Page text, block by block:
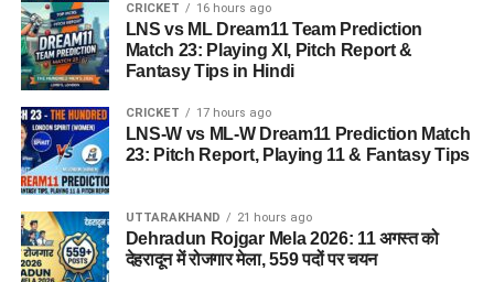
CRICKET 16 hours ago
LNS vs ML Dream11 Team Prediction
Match 23: Playing XI, Pitch Report &
Fantasy Tips in Hindi
CRICKET 17 hours ago
LNS-W vs ML-W Dream11 Prediction Match
23: Pitch Report, Playing 11 & Fantasy Tips
UTTARAKHAND 21 hours ago
Dehradun Rojgar Mela 2026: 11 अगस्त को
देहरादून में रोजगार मेला, 559 पदों पर चयन